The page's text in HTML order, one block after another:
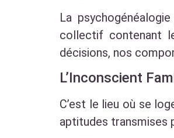
La
collectif contenant
décisions, nos
L’Inconscient
C’est le lieu où se
aptitudes transmises